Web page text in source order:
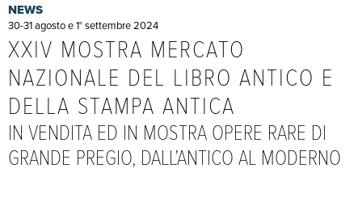
XXIV MOSTRA MERCATO
NAZIONALE DEL LIBRO ANTICO E
DELLA STAMPA ANTICA
IN VENDITA ED IN MOSTRA OPERE RARE DI
GRANDE PREGIO, DALL’ANTICO AL MODERNO
NEWS
30-31 agosto e 1° settembre 2024